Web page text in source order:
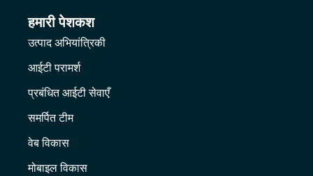
हमारी पेशकश
उत्पाद अभियांत्रिकी
आईटी परामर्श
प्रबंधित आईटी सेवाएँ
समर्पित टीम
वेब विकास
मोबाइल विकास